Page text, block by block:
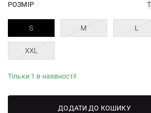
РОЗМІР
S M L
XXL
Тільки 1 в наявності!
ДОДАТИ ДО КОШИКУ